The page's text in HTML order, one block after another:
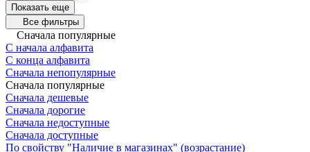
Показать еще
Все фильтры
Сначала популярные
С начала алфавита
С конца алфавита
Сначала непопулярные
Сначала популярные
Сначала дешевые
Сначала дорогие
Сначала недоступные
Сначала доступные
По свойству "Наличие в магазинах" (возрастание)